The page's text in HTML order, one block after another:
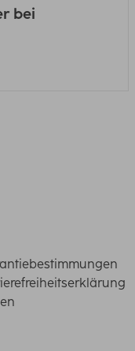
bei